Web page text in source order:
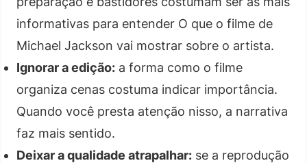
informativas para entender O que o filme de
Michael Jackson vai mostrar sobre o artista.
Ignorar a edição: a forma como o filme
organiza cenas costuma indicar importância.
Quando você presta atenção nisso, a narrativa
faz mais sentido.
Deixar a qualidade atrapalhar: se a reprodução